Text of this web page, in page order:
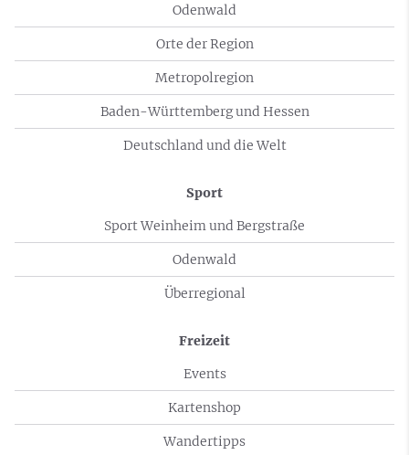
Odenwald
Orte der Region
Metropolregion
Baden-Württemberg und Hessen
Deutschland und die Welt
Sport
Sport Weinheim und Bergstraße
Odenwald
Überregional
Freizeit
Events
Kartenshop
Wandertipps